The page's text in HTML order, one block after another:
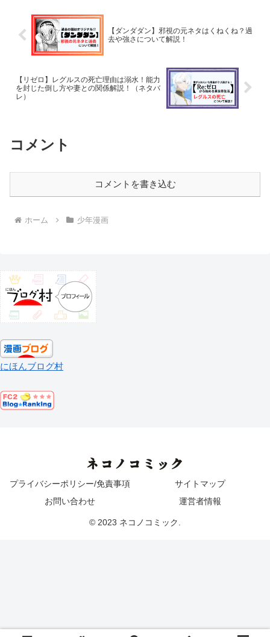
開にどんな影響を与えているのか
も紹介します。ダンダダンの魅力
を...
公...
【ダンダダン】邪視の元ネタはくねくね？過
去や強さについて解説！
【リゼロ】レグルスの死亡理由は溺水！能力
を封じた倒し方や妻との関係解説！（ネタバ
レ）
コメント
コメントを書き込む
ホーム 少年漫画
にほんブログ村
ネコノコミック
プライバシーポリシー/免責事項
サイトマップ
お問い合わせ
運営者情報
© 2023 ネコノコミック.